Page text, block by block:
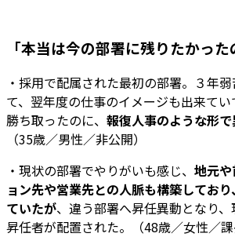
「本当は今の部署に残りたかった
・採用で配属された最初の部署。３年
て、翌年度の仕事のイメージも出来て
勝ち取ったのに、 報復人事のような形で
（35歳／男性／非公開）
・現状の部署でやりがいも感じ、 地元
ョン先や営業先との人脈も構築してお
ていたが、違う部署へ昇任異動となり
昇任者が配置された。（48歳／女性／課